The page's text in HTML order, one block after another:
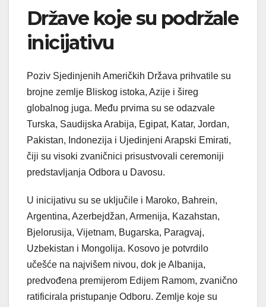
Države koje su podržale
inicijativu
Poziv Sjedinjenih Američkih Država prihvatile su
brojne zemlje Bliskog istoka, Azije i šireg
globalnog juga. Među prvima su se odazvale
Turska, Saudijska Arabija, Egipat, Katar, Jordan,
Pakistan, Indonezija i Ujedinjeni Arapski Emirati,
čiji su visoki zvaničnici prisustvovali ceremoniji
predstavljanja Odbora u Davosu.
U inicijativu su se uključile i Maroko, Bahrein,
Argentina, Azerbejdžan, Armenija, Kazahstan,
Bjelorusija, Vijetnam, Bugarska, Paragvaj,
Uzbekistan i Mongolija. Kosovo je potvrdilo
učešće na najvišem nivou, dok je Albanija,
predvođena premijerom Edijem Ramom, zvanično
ratificirala pristupanje Odboru. Zemlje koje su